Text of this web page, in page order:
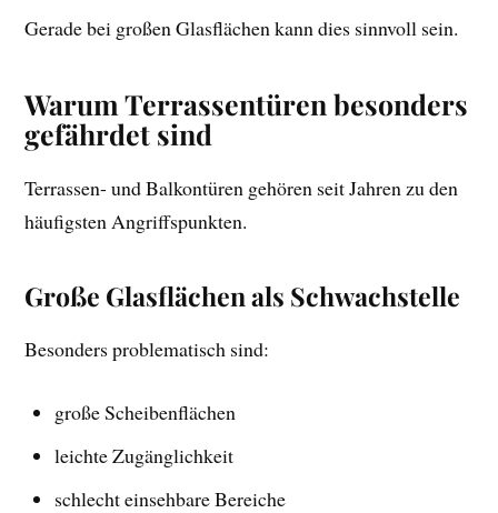
Gerade bei großen Glasflächen kann dies sinnvoll sein.
Warum Terrassentüren besonders
gefährdet sind
Terrassen- und Balkontüren gehören seit Jahren zu den
häufigsten Angriffspunkten.
Große Glasflächen als Schwachstelle
Besonders problematisch sind:
große Scheibenflächen
leichte Zugänglichkeit
schlecht einsehbare Bereiche